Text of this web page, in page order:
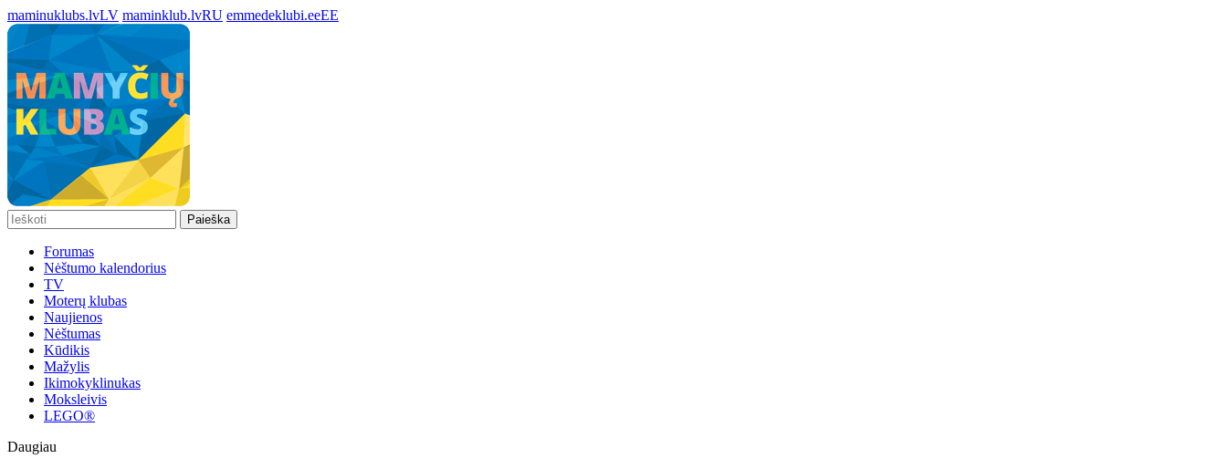
maminuklubs.lvLV maminklub.lvRU emmedeklubi.eeEE
Paieška
Forumas
Nėštumo kalendorius
TV
Moterų klubas
Naujienos
Nėštumas
Kūdikis
Mažylis
Ikimokyklinukas
Moksleivis
LEGO®
Daugiau